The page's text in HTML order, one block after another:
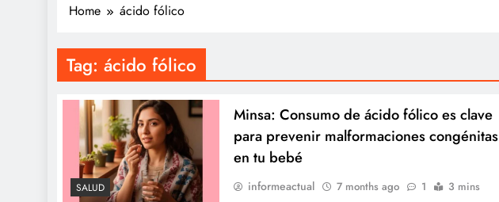
Home ácido fólico
Tag: ácido fólico
SALUD
Minsa: Consumo de ácido fólico es clave
para prevenir malformaciones congénitas
en tu bebé
informeactual 7 months ago 1
3 mins